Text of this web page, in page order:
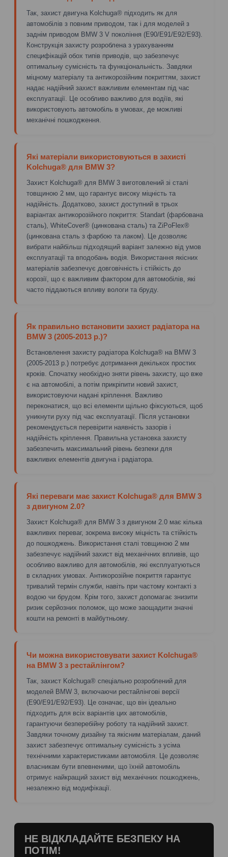
Так, захист двигуна Kolchuga® підходить як для
автомобілів з повним приводом, так і для моделей з
заднім приводом BMW 3 V покоління (E90/E91/E92/E93).
Конструкція захисту розроблена з урахуванням
специфікацій обох типів приводів, що забезпечує
оптимальну сумісність та функціональність. Завдяки
міцному матеріалу та антикорозійним покриттям, захист
надає надійний захист важливим елементам під час
експлуатації. Це особливо важливо для водіїв, які
використовують автомобіль в умовах, де можливі
механічні пошкодження.
Які матеріали використовуються в захисті
Kolchuga® для BMW 3?
Захист Kolchuga® для BMW 3 виготовлений зі сталі
товщиною 2 мм, що гарантує високу міцність та
надійність. Додатково, захист доступний в трьох
варіантах антикорозійного покриття: Standart (фарбована
сталь), WhiteCover® (цинкована сталь) та ZiPoFlex®
(цинкована сталь з фарбою та лаком). Це дозволяє
вибрати найбільш підходящий варіант залежно від умов
експлуатації та вподобань водія. Використання якісних
матеріалів забезпечує довговічність і стійкість до
корозії, що є важливим фактором для автомобілів, які
часто піддаються впливу вологи та бруду.
Як правильно встановити захист радіатора на
BMW 3 (2005-2013 р.)?
Встановлення захисту радіатора Kolchuga® на BMW 3
(2005-2013 р.) потребує дотримання декількох простих
кроків. Спочатку необхідно зняти рівень захисту, що вже
є на автомобілі, а потім прикріпити новий захист,
використовуючи надані кріплення. Важливо
переконатися, що всі елементи щільно фіксуються, щоб
уникнути руху під час експлуатації. Після установки
рекомендується перевірити наявність зазорів і
надійність кріплення. Правильна установка захисту
забезпечить максимальний рівень безпеки для
важливих елементів двигуна і радіатора.
Які переваги має захист Kolchuga® для BMW 3
з двигуном 2.0?
Захист Kolchuga® для BMW 3 з двигуном 2.0 має кілька
важливих переваг, зокрема високу міцність та стійкість
до пошкоджень. Використання сталі товщиною 2 мм
забезпечує надійний захист від механічних впливів, що
особливо важливо для автомобілів, які експлуатуються
в складних умовах. Антикорозійне покриття гарантує
тривалий термін служби, навіть при частому контакті з
водою чи брудом. Крім того, захист допомагає знизити
ризик серйозних поломок, що може заощадити значні
кошти на ремонті в майбутньому.
Чи можна використовувати захист Kolchuga®
на BMW 3 з рестайлінгом?
Так, захист Kolchuga® спеціально розроблений для
моделей BMW 3, включаючи рестайлінгові версії
(E90/E91/E92/E93). Це означає, що він ідеально
підходить для всіх варіантів цих автомобілів,
гарантуючи безперебійну роботу та надійний захист.
Завдяки точному дизайну та якісним матеріалам, даний
захист забезпечує оптимальну сумісність з усіма
технічними характеристиками автомобіля. Це дозволяє
власникам бути впевненими, що їхній автомобіль
отримує найкращий захист від механічних пошкоджень,
незалежно від модифікації.
НЕ ВІДКЛАДАЙТЕ БЕЗПЕКУ НА
ПОТІМ!